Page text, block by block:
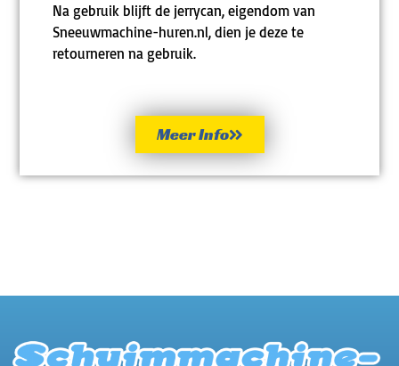
Na gebruik blijft de jerrycan, eigendom van
Sneeuwmachine-huren.nl, dien je deze te
retourneren na gebruik.
Meer Info